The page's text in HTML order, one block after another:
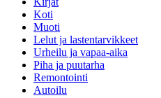
Koti
Muoti
Lelut ja lastentarvikkeet
Urheilu ja vapaa-aika
Piha ja puutarha
Remontointi
Autoilu